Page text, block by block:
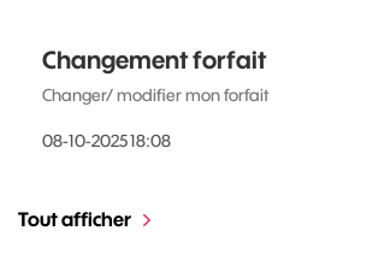
Changement forfait
Changer/ modifier mon forfait
‎08-10-202518:08
Tout afficher